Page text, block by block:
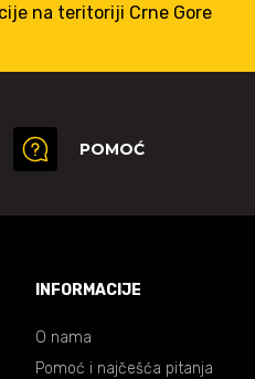
na teritoriji Crne Gore
POMOĆ
INFORMACIJE
O nama
Pomoć i najčešća pitanja